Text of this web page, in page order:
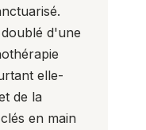
d'une
elle-
de la
en main